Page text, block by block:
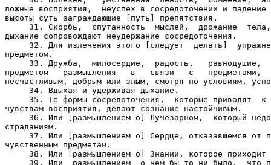
ложные восприятия,  неуспех в сосредоточении и
высоты суть заграждающие [путь] препятствия.
31. Скорбь,  спутанность  мыслей,  дрожание
дыхание сопровождают неудержание сосредоточения.
32. Для излечения этого [следует  делать]
предметом.
33. Дружба,  милосердие,  радость,   равнодушие,
предметом   размышления   в   связи   с   предметами,
несчастливым, добрым или злым, смотря по условиям,
     34. Вдыхая и удерживая дыхание.
35. Те формы сосредоточения,  которые приводят  к
чувствам восприятия, делают сознание настойчивым.
36. Или [размышлением о] Лучезарном,  который
страданиям.
37. Или [размышлением о] Сердце, отказавшемся от
чувственным предметам.
38. Или [размышлением о] Знании, которое приходит
39. Или  размышлением  о чем бы то ни было,  что